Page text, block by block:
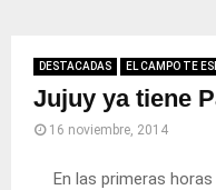
DESTACADAS EL CAMPO TE
Jujuy ya tiene
16 noviembre, 2014
En las primeras